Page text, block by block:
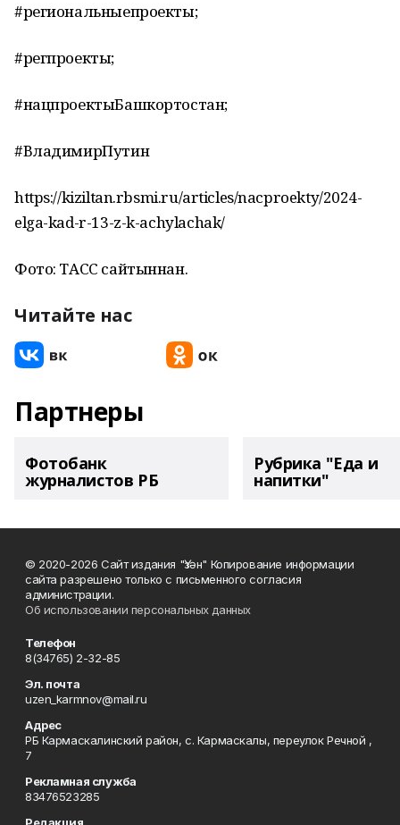
#региональныепроекты;
#регпроекты;
#нацпроектыБашкортостан;
#ВладимирПутин
https://kiziltan.rbsmi.ru/articles/nacproekty/2024-
elga-kad-r-13-z-k-achylachak/
Фото: ТАСС сайтыннан.
Читайте нас
Партнеры
Фотобанк
журналистов РБ
Рубрика "Еда и
напитки"
© 2020-2026 Сайт издания "Үзән" Копирование информации
сайта разрешено только с письменного согласия
администрации.
Об использовании персональных данных
Телефон
8(34765) 2-32-85
Эл. почта
uzen_karmnov@mail.ru
Адрес
РБ Кармаскалинский район, с. Кармаскалы, переулок Речной ,
7
Рекламная служба
83476523285